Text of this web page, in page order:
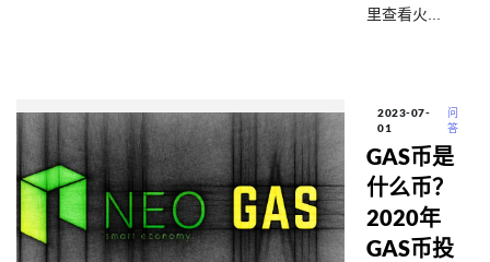
里查看火...
2023-07-
01
问
答
GAS币是
什么币？
2020年
GAS币投